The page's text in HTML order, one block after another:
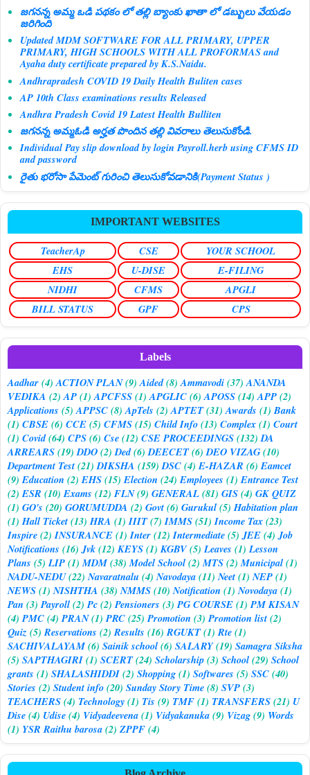
జగనన్న అమ్మ ఒడి పథకం లో తల్లి బ్యాంకు ఖాతా లో డబ్బులు వేయడం
జరిగింది
Updated MDM SOFTWARE FOR ALL PRIMARY, UPPER
PRIMARY, HIGH SCHOOLS WITH ALL PROFORMAS and
Ayaha duty certificate prepared by K.S.Naidu.
Andhrapradesh COVID 19 Daily Health Buliten cases
AP 10th Class examinations results Released
Andhra Pradesh Covid 19 Latest Health Bulliten
జగనన్న అమ్మఓడి అర్హత పొందిన తల్లి వివరాలు తెలుసుకోండి.
Individual Pay slip download by login Payroll.herb using CFMS ID
and password
రైతు భరోసా పేమెంట్ గురించి తెలుసుకోవడానికి(Payment Status )
IMPORTANT WEBSITES
TeacherAp CSE
YOUR SCHOOL
EHS
U-DISE
E-FILING
NIDHI
CFMS
APGLI
BILL STATUS
GPF CPS
Labels
Aadhar(4) ACTION PLAN(9) Aided(8) Ammavodi(37) ANANDA
VEDIKA (2) AP(1) APCFSS(1) APGLIC(6) APOSS(14) APP(2)
Applications (5) APPSC(8) ApTels (2) APTET(31) Awards (1) Bank
(1) CBSE(6) CCE(5) CFMS(15) Child Info(13) Complex(1) Court
(1) Covid(64) CPS(6) Cse(12) CSE PROCEEDINGS(132) DA
ARREARS(19) DDO(2) Ded(6) DEECET(6) DEO VIZAG(10)
Department Test(21) DIKSHA (159) DSC(4) E-HAZAR (6) Eamcet
(9) Education (2) EHS(15) Election (24) Employees (1) Entrance Test
(2) ESR (10) Exams (12) FLN(9) GENERAL(81) GIS(4) GK QUIZ
(1) GO's (20) GORUMUDDA (2) Govt(6) Gurukul(5) Habitation plan
(1) Hall Ticket(13) HRA (1) IIIT(7) IMMS(51) Income Tax(23)
Inspire(2) INSURANCE(1) Inter(12) Intermediate(5) JEE(4) Job
Notifications (16) Jvk(12) KEYS(1) KGBV(5) Leaves (1) Lesson
Plans (5) LIP(1) MDM(38) Model School(2) MTS(2) Municipal(1)
NADU-NEDU(22) Navaratnalu (4) Navodaya(11) Neet(1) NEP(1)
NEWS(1) NISHTHA (38) NMMS(10) Notification (1) Novodaya(1)
Pan (3) Payroll(2) Pc(2) Pensioners (3) PG COURSE(1) PM KISAN
(4) PMC(4) PRAN(1) PRC(25) Promotion (3) Promotion list(2)
Quiz(5) Reservations (2) Results (16) RGUKT(1) Rte(1)
SACHIVALAYAM(6) Sainik school(6) SALARY(19) Samagra Siksha
(5) SAPTHAGIRI(1) SCERT(24) Scholarship(3) School(29) School
grants (1) SHALASHIDDI(2) Shopping(1) Softwares (5) SSC(40)
Stories (2) Student info(20) Sunday Story Time(8) SVP(3)
TEACHERS(4) Technology(1) Tis (9) TMF(1) TRANSFERS(21) U
Dise(4) Udise(4) Vidyadeevena(1) Vidyakanuka(9) Vizag(9) Words
(1) YSR Raithu barosa(2) ZPPF(4)